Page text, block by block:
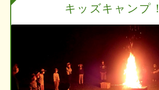
キッズキャンプ！